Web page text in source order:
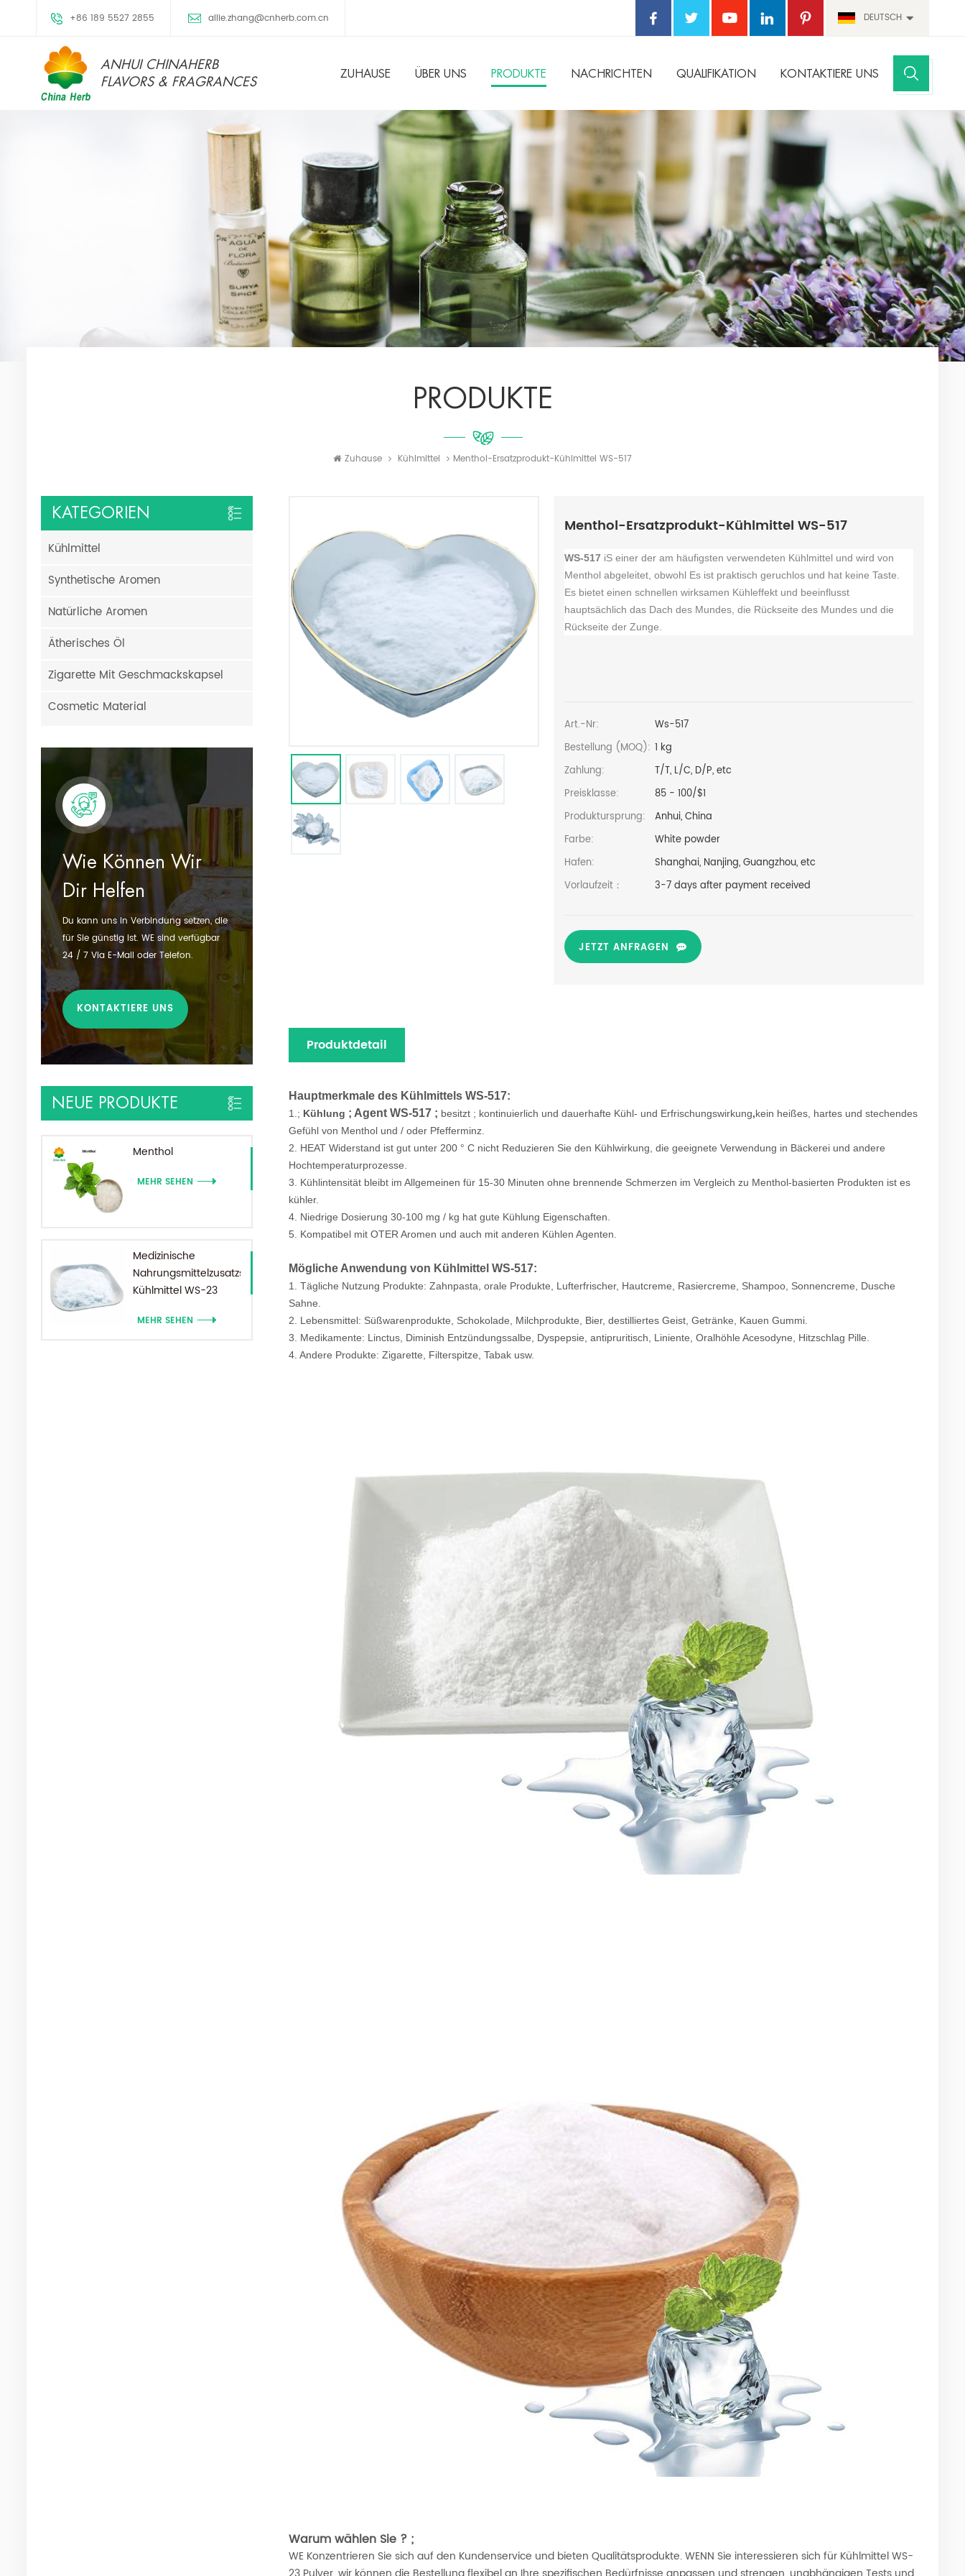
+86 189 5527 2855 allie.zhang@cnherb.com.cn DEUTSCH
ANHUI CHINAHERB
FLAVORS & FRAGRANCES
ZUHAUSE ÜBER UNS PRODUKTE NACHRICHTEN QUALIFIKATION KONTAKTIERE UNS
PRODUKTE
Zuhause Kühlmittel Menthol-Ersatzprodukt-Kühlmittel WS-517
KATEGORIEN
Kühlmittel
Synthetische Aromen
Natürliche Aromen
Ätherisches Öl
Zigarette Mit Geschmackskapsel
Cosmetic Material
Wie Können Wir
Dir Helfen
Du kann uns in Verbindung setzen, die
für Sie günstig ist. WE sind verfügbar
24 / 7 Via E-Mail oder Telefon.
KONTAKTIERE UNS
NEUE PRODUKTE
Menthol
MEHR SEHEN
Medizinische
Nahrungsmittelzusatzstoffe
Kühlmittel WS-23
MEHR SEHEN
Menthol-Ersatzprodukt-Kühlmittel WS-517
WS-517 iS einer der am häufigsten verwendeten Kühlmittel und wird von
Menthol abgeleitet, obwohl Es ist praktisch geruchlos und hat keine Taste.
Es bietet einen schnellen wirksamen Kühleffekt und beeinflusst
hauptsächlich das Dach des Mundes, die Rückseite des Mundes und die
Rückseite der Zunge.
Art.-Nr:
Ws-517
Bestellung (MOQ): 1 kg
Zahlung:
T/T, L/C, D/P, etc
Preisklasse:
85 - 100/$1
Produktursprung:
Anhui, China
Farbe:
White powder
Hafen:
Shanghai, Nanjing, Guangzhou, etc
Vorlaufzeit：
3-7 days after payment received
JETZT ANFRAGEN
Produktdetail
Hauptmerkmale des Kühlmittels WS-517:
1. ; Kühlung ; Agent WS-517 ; besitzt ; kontinuierlich und dauerhafte Kühl- und Erfrischungswirkung,kein heißes, hartes und stechendes
Gefühl von Menthol und / oder Pfefferminz.
2. HEAT Widerstand ist gut unter 200 ° C nicht Reduzieren Sie den Kühlwirkung, die geeignete Verwendung in Bäckerei und andere
Hochtemperaturprozesse.
3. Kühlintensität bleibt im Allgemeinen für 15-30 Minuten ohne brennende Schmerzen im Vergleich zu Menthol-basierten Produkten ist es
kühler.
4. Niedrige Dosierung 30-100 mg / kg hat gute Kühlung Eigenschaften.
5. Kompatibel mit OTER Aromen und auch mit anderen Kühlen Agenten.
Mögliche Anwendung von Kühlmittel WS-517:
1. Tägliche Nutzung Produkte: Zahnpasta, orale Produkte, Lufterfrischer, Hautcreme, Rasiercreme, Shampoo, Sonnencreme, Dusche
Sahne.
2. Lebensmittel: Süßwarenprodukte, Schokolade, Milchprodukte, Bier, destilliertes Geist, Getränke, Kauen Gummi.
3. Medikamente: Linctus, Diminish Entzündungssalbe, Dyspepsie, antipruritisch, Liniente, Oralhöhle Acesodyne, Hitzschlag Pille.
4. Andere Produkte: Zigarette, Filterspitze, Tabak usw.
Warum wählen Sie ? ;
WE Konzentrieren Sie sich auf den Kundenservice und bieten Qualitätsprodukte. WENN Sie interessieren sich für Kühlmittel WS-